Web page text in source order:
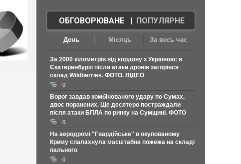
ОБГОВОРЮВАНЕ| ПОПУЛЯРНЕ
День Місяць За весь час
За 2000 кілометрів від кордону з Україною: в
Єкатеринбурзі після атаки дронів загорівся
склад Wildberries. ФОТО. ВІДЕО
0
Ворог завдав комбінованого удару по Сумах,
двоє поранених. Ще десятеро постраждали
після атаки БПЛА по ринку на Сумщині. ФОТО
0
На аеродромі "Гвардійське" в окупованому
Криму спалахнула масштабна пожежа на складі
пального
0